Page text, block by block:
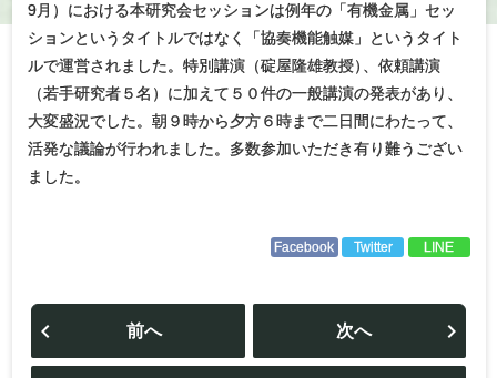
9月）における本研究会セッションは例年の「有機金属」セッ
ションというタイトルではなく「協奏機能触媒」というタイト
ルで運営されました。特別講演（碇屋隆雄教授） 、依頼講演
（若手研究者５名）に加えて５０件の一般講演の発表があり、
大変盛況でした。朝９時から夕方６時まで二日間にわたって、
活発な議論が行われました。多数参加いただき有り難うござい
ました。
Facebook Twitter LINE
投
ビ
前へ 次へ